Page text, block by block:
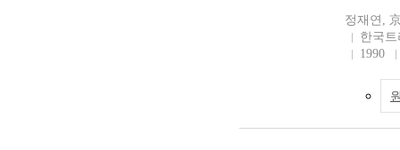
정재연,
한국
1990